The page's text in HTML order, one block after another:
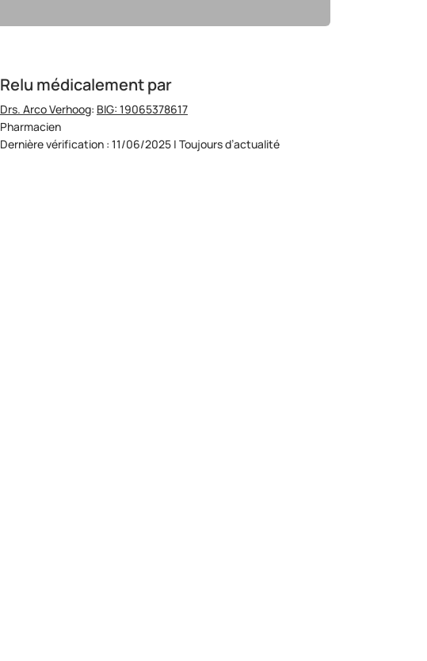
Relu médicalement par
Drs. Arco Verhoog: BIG: 19065378617
Pharmacien
Dernière vérification : 11/06/2025 | Toujours d’actualité